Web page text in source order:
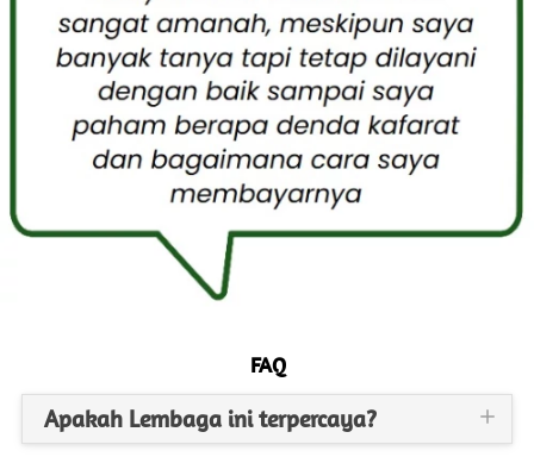
FAQ
Apakah Lembaga ini terpercaya?